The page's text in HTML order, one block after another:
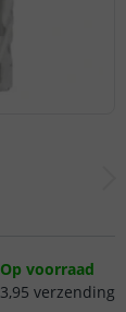
Op voorraad
3,95 verzending